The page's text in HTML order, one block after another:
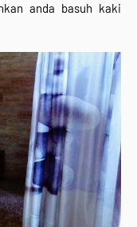
anda basuh kaki